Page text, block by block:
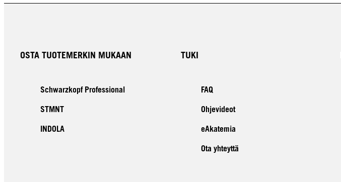
OSTA TUOTEMERKIN MUKAAN
Schwarzkopf Professional
STMNT
INDOLA
TUKI
FAQ
Ohjevideot
eAkatemia
Ota yhteyttä